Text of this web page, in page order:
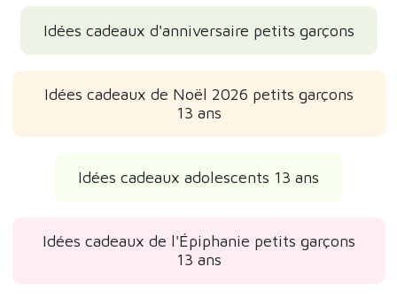
Idées cadeaux d'anniversaire petits garçons
Idées cadeaux de Noël 2026 petits garçons
13 ans
Idées cadeaux adolescents 13 ans
Idées cadeaux de l'Épiphanie petits garçons
13 ans